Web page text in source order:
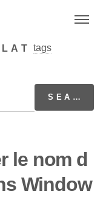
tags
le nom d
Window